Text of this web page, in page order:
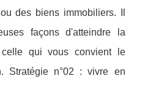
des biens immobiliers. Il
façons d'atteindre la
celle qui vous convient le
Stratégie n°02 : vivre en